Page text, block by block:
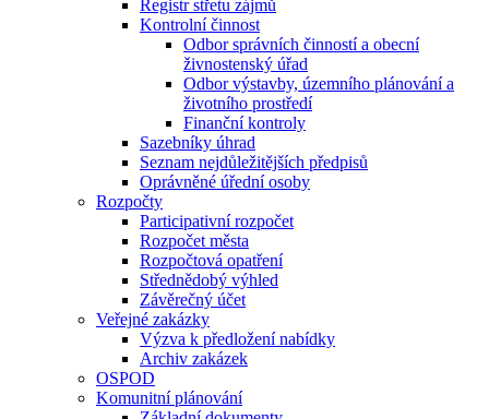
Registr střetu zájmů
Kontrolní činnost
Odbor správních činností a obecní
živnostenský úřad
Odbor výstavby, územního plánování a
životního prostředí
Finanční kontroly
Sazebníky úhrad
Seznam nejdůležitějších předpisů
Oprávněné úřední osoby
Rozpočty
Participativní rozpočet
Rozpočet města
Rozpočtová opatření
Střednědobý výhled
Závěrečný účet
Veřejné zakázky
Výzva k předložení nabídky
Archiv zakázek
OSPOD
Komunitní plánování